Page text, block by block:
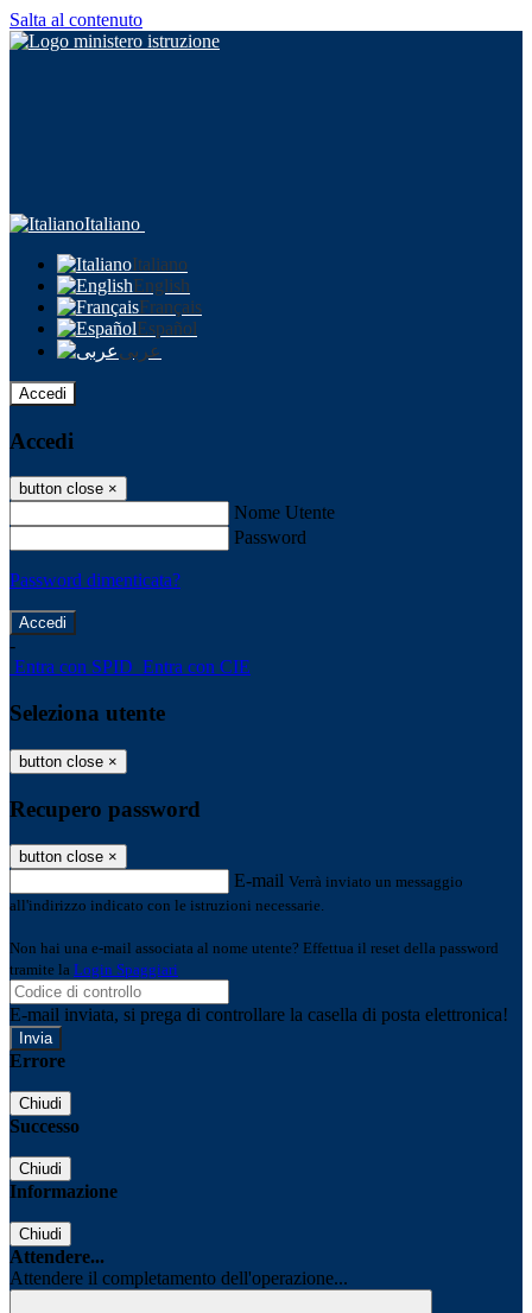
Salta al contenuto
Italiano
Italiano
English
Français
Español
عربى
Accedi
Accedi
button close ×
Nome Utente
Password
Password dimenticata?
-
Entra con SPID Entra con CIE
Seleziona utente
button close ×
Recupero password
button close ×
E-mail Verrà inviato un messaggio
all'indirizzo indicato con le istruzioni necessarie.
Non hai una e-mail associata al nome utente? Effettua il reset della password
tramite la Login Spaggiari
E-mail inviata, si prega di controllare la casella di posta elettronica!
Errore
Chiudi
Successo
Chiudi
Informazione
Chiudi
Attendere...
Attendere il completamento dell'operazione...